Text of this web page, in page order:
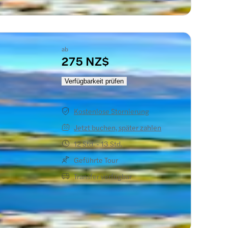
ab
275 NZ$
Verfügbarkeit prüfen
Kostenlose Stornierung
Jetzt buchen, später zahlen
12 Std. - 13 Std.
Geführte Tour
Transfer verfügbar